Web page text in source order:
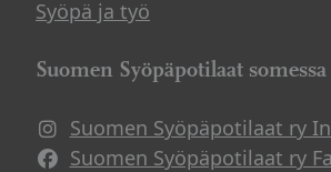
Syöpä ja työ
Suomen Syöpäpotilaat somessa
Suomen Syöpäpotilaat ry
Suomen Syöpäpotilaat ry